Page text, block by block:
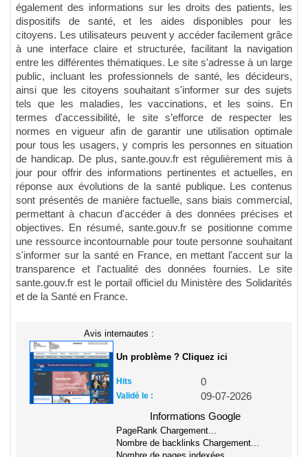
également des informations sur les droits des patients, les
dispositifs de santé, et les aides disponibles pour les
citoyens. Les utilisateurs peuvent y accéder facilement grâce
à une interface claire et structurée, facilitant la navigation
entre les différentes thématiques. Le site s'adresse à un large
public, incluant les professionnels de santé, les décideurs,
ainsi que les citoyens souhaitant s'informer sur des sujets
tels que les maladies, les vaccinations, et les soins. En
termes d'accessibilité, le site s’efforce de respecter les
normes en vigueur afin de garantir une utilisation optimale
pour tous les usagers, y compris les personnes en situation
de handicap. De plus, sante.gouv.fr est régulièrement mis à
jour pour offrir des informations pertinentes et actuelles, en
réponse aux évolutions de la santé publique. Les contenus
sont présentés de manière factuelle, sans biais commercial,
permettant à chacun d'accéder à des données précises et
objectives. En résumé, sante.gouv.fr se positionne comme
une ressource incontournable pour toute personne souhaitant
s'informer sur la santé en France, en mettant l'accent sur la
transparence et l'actualité des données fournies. Le site
sante.gouv.fr est le portail officiel du Ministère des Solidarités
et de la Santé en France.
Avis internautes :
Un problème ? Cliquez ici
Hits 0
Validé le :
09-07-2026
Informations Google
PageRank Chargement...
Nombre de backlinks Chargement...